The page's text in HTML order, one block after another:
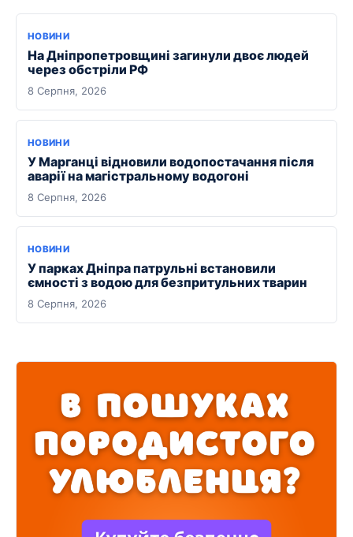
НОВИНИ
На Дніпропетровщині загинули двоє людей
через обстріли РФ
8 Серпня, 2026
НОВИНИ
У Марганці відновили водопостачання після
аварії на магістральному водогоні
8 Серпня, 2026
НОВИНИ
У парках Дніпра патрульні встановили
ємності з водою для безпритульних тварин
8 Серпня, 2026